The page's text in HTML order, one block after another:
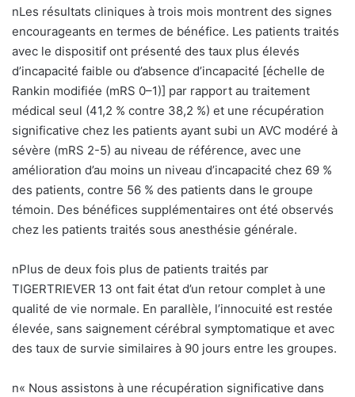
nLes résultats cliniques à trois mois montrent des signes
encourageants en termes de bénéfice. Les patients traités
avec le dispositif ont présenté des taux plus élevés
d’incapacité faible ou d’absence d’incapacité [échelle de
Rankin modifiée (mRS 0–1)] par rapport au traitement
médical seul (41,2 % contre 38,2 %) et une récupération
significative chez les patients ayant subi un AVC modéré à
sévère (mRS 2-5) au niveau de référence, avec une
amélioration d’au moins un niveau d’incapacité chez 69 %
des patients, contre 56 % des patients dans le groupe
témoin. Des bénéfices supplémentaires ont été observés
chez les patients traités sous anesthésie générale.
nPlus de deux fois plus de patients traités par
TIGERTRIEVER 13 ont fait état d’un retour complet à une
qualité de vie normale. En parallèle, l’innocuité est restée
élevée, sans saignement cérébral symptomatique et avec
des taux de survie similaires à 90 jours entre les groupes.
n« Nous assistons à une récupération significative dans